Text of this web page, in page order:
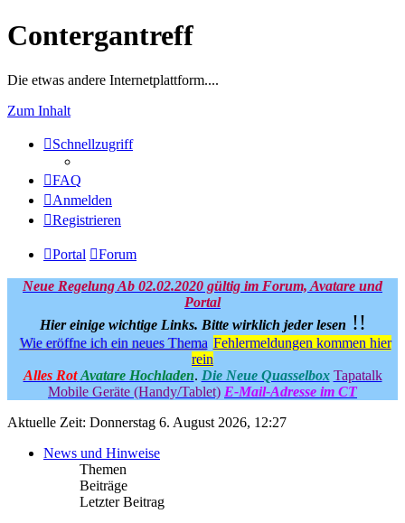
Contergantreff
Die etwas andere Internetplattform....
Zum Inhalt
Schnellzugriff
FAQ
Anmelden
Registrieren
Portal Forum
Neue Regelung Ab 02.02.2020 gültig im Forum, Avatare und
Portal
Hier einige wichtige Links. Bitte wirklich jeder lesen !!
Wie eröffne ich ein neues Thema Fehlermeldungen kommen hier
rein
Alles Rot Avatare Hochladen. Die Neue Quasselbox Tapatalk
Mobile Geräte (Handy/Tablet) E-Mail-Adresse im CT
Aktuelle Zeit: Donnerstag 6. August 2026, 12:27
News und Hinweise
Themen
Beiträge
Letzter Beitrag